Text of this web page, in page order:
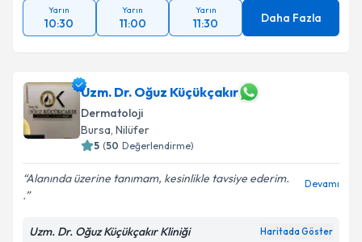
Yarın
10:30
Yarın
11:00
Yarın
11:30 Daha Fazla
Uzm. Dr. Oğuz Küçükçakır
Dermatoloji
Bursa, Nilüfer
5 (50 Değerlendirme)
Alanında üzerine tanımam, kesinlikle tavsiye ederim.
.
Devamı
Uzm. Dr. Oğuz Küçükçakır Kliniği Haritada Göster